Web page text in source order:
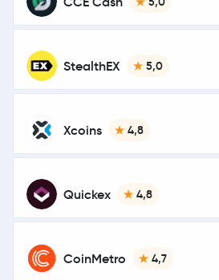
StealthEX 5,0
Xcoins 4,8
Quickex 4,8
CoinMetro 4,7